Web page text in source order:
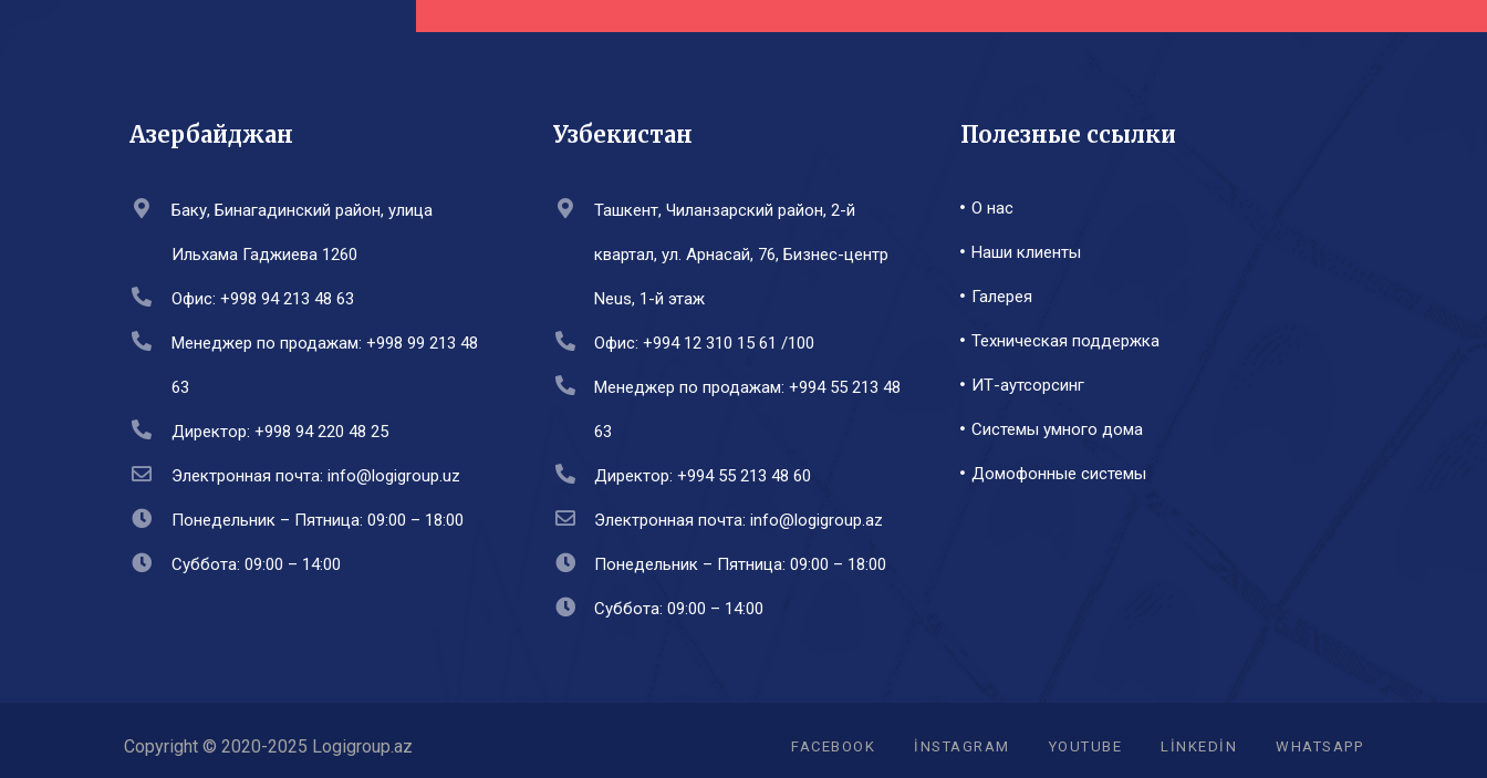
Азербайджан
Баку, Бинагадинский район, улица
Ильхама Гаджиева 1260
Офис: +998 94 213 48 63
Менеджер по продажам: +998 99 213 48
63
Директор: +998 94 220 48 25
Электронная почта: info@logigroup.uz
Понедельник – Пятница: 09:00 – 18:00
Суббота: 09:00 – 14:00
Узбекистан
Ташкент, Чиланзарский район, 2-й
квартал, ул. Арнасай, 76, Бизнес-центр
Neus, 1-й этаж
Офис: +994 12 310 15 61 /100
Менеджер по продажам: +994 55 213 48
63
Директор: +994 55 213 48 60
Электронная почта: info@logigroup.az
Понедельник – Пятница: 09:00 – 18:00
Суббота: 09:00 – 14:00
Полезные ссылки
О нас
Наши клиенты
Галерея
Техническая поддержка
ИТ-аутсорсинг
Системы умного дома
Домофонные системы
Copyright © 2020-2025 Logigroup.az FACEBOOK INSTAGRAM YOUTUBE LINKEDIN WHATSAPP